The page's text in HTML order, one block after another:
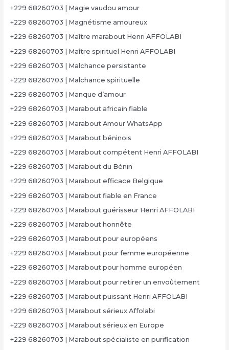
+229 68260703 | Magie vaudou amour
+229 68260703 | Magnétisme amoureux
+229 68260703 | Maître marabout Henri AFFOLABI
+229 68260703 | Maître spirituel Henri AFFOLABI
+229 68260703 | Malchance persistante
+229 68260703 | Malchance spirituelle
+229 68260703 | Manque d’amour
+229 68260703 | Marabout africain fiable
+229 68260703 | Marabout Amour WhatsApp
+229 68260703 | Marabout béninois
+229 68260703 | Marabout compétent Henri AFFOLABI
+229 68260703 | Marabout du Bénin
+229 68260703 | Marabout efficace Belgique
+229 68260703 | Marabout fiable en France
+229 68260703 | Marabout guérisseur Henri AFFOLABI
+229 68260703 | Marabout honnête
+229 68260703 | Marabout pour européens
+229 68260703 | Marabout pour femme européenne
+229 68260703 | Marabout pour homme européen
+229 68260703 | Marabout pour retirer un envoûtement
+229 68260703 | Marabout puissant Henri AFFOLABI
+229 68260703 | Marabout sérieux Affolabi
+229 68260703 | Marabout sérieux en Europe
+229 68260703 | Marabout spécialiste en purification